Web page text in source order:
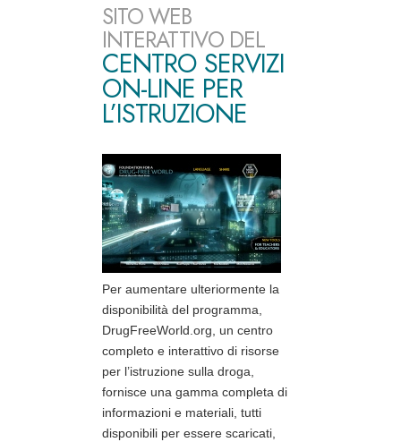
SITO WEB
INTERATTIVO DEL
CENTRO SERVIZI
ON-LINE PER
L’ISTRUZIONE
Per aumentare ulteriormente la
disponibilità del programma,
DrugFreeWorld.org, un centro
completo e interattivo di risorse
per l’istruzione sulla droga,
fornisce una gamma completa di
informazioni e materiali, tutti
disponibili per essere scaricati,